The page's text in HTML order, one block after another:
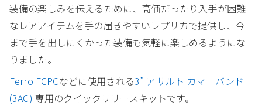
装備の楽しみを伝えるために、高価だったり入手が困難
なレアアイテムを手の届きやすいレプリカで提供し、今
まで手を出しにくかった装備も気軽に楽しめるようにな
りました。
Ferro FCPCなどに使用される3” アサルト カマーバンド
(3AC) 専用のクイックリリースキットです。